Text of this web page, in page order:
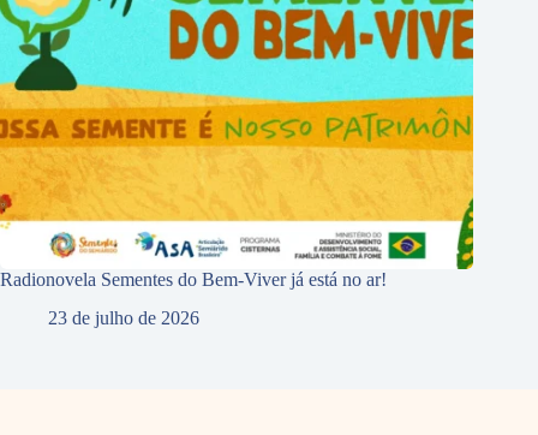
Radionovela Sementes do Bem-Viver já está no ar!
23 de julho de 2026